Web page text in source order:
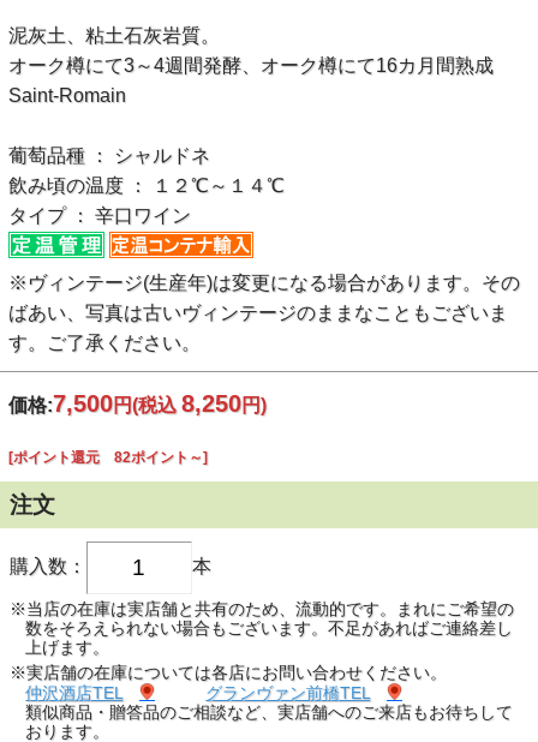
泥灰土、粘土石灰岩質。
オーク樽にて3～4週間発酵、オーク樽にて16カ月間熟成
Saint-Romain
葡萄品種 ： シャルドネ
飲み頃の温度 ： １２℃～１４℃
タイプ ： 辛口ワイン
※ヴィンテージ(生産年)は変更になる場合があります。その
ばあい、写真は古いヴィンテージのままなこともございま
す。ご了承ください。
価格:7,500円(税込 8,250円)
[ポイント還元 82ポイント～]
注文
購入数： 本
※当店の在庫は実店舗と共有のため、流動的です。まれにご希望の
数をそろえられない場合もございます。不足があればご連絡差し
上げます。
※実店舗の在庫については各店にお問い合わせください。
仲沢酒店TEL
グランヴァン前橋TEL
類似商品・贈答品のご相談など、実店舗へのご来店もお待ちして
おります。